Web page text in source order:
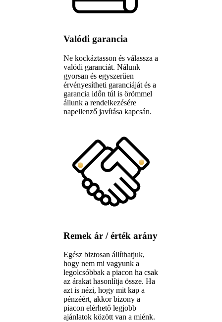
Valódi garancia
Ne kockáztasson és válassza a
valódi garanciát. Nálunk
gyorsan és egyszerűen
érvényesítheti garanciáját és a
garancia időn túl is örömmel
állunk a rendelkezésére
napellenző javítása kapcsán.
Remek ár / érték arány
Egész biztosan állíthatjuk,
hogy nem mi vagyunk a
legolcsóbbak a piacon ha csak
az árakat hasonlítja össze. Ha
azt is nézi, hogy mit kap a
pénzéért, akkor bizony a
piacon elérhető legjobb
ajánlatok között van a miénk.